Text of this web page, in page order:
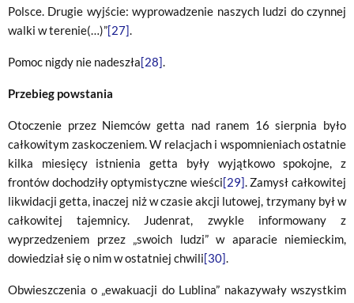
Polsce. Drugie wyjście: wyprowadzenie naszych ludzi do czynnej
walki w terenie(…)”[27]
Pomoc nigdy nie nadeszła[28]
Przebieg powstania
Otoczenie przez Niemców getta nad ranem 16 sierpnia było
całkowitym zaskoczeniem. W relacjach i wspomnieniach ostatnie
kilka miesięcy istnienia getta były wyjątkowo spokojne, z
frontów dochodziły optymistyczne wieści[29] . Zamysł całkowitej
likwidacji getta, inaczej niż w czasie akcji lutowej, trzymany był w
całkowitej tajemnicy. Judenrat, zwykle informowany z
wyprzedzeniem przez „swoich ludzi” w aparacie niemieckim,
dowiedział się o nim w ostatniej chwili[30]
Obwieszczenia o „ewakuacji do Lublina” nakazywały wszystkim